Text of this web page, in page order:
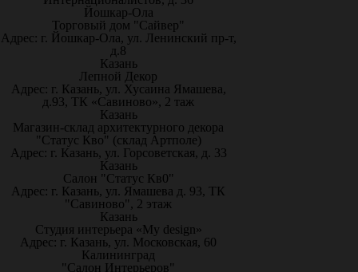
Йошкар-Ола
Торговый дом "Сайвер"
Адрес: г. Йошкар-Ола, ул. Ленинский пр-т,
д.8
Казань
Лепной Декор
Адрес: г. Казань, ул. Хусаина Ямашева,
д.93, ТК «Савиново», 2 таж
Казань
Магазин-склад архитектурного декора
"Статус Кво" (склад Артполе)
Адрес: г. Казань, ул. Горсоветская, д. 33
Казань
Салон "Статус Кв0"
Адрес: г. Казань, ул. Ямашева д. 93, ТК
"Савиново", 2 этаж
Казань
Студия интерьера «My design»
Адрес: г. Казань, ул. Московская, 60
Калининград
"Салон Интерьеров"